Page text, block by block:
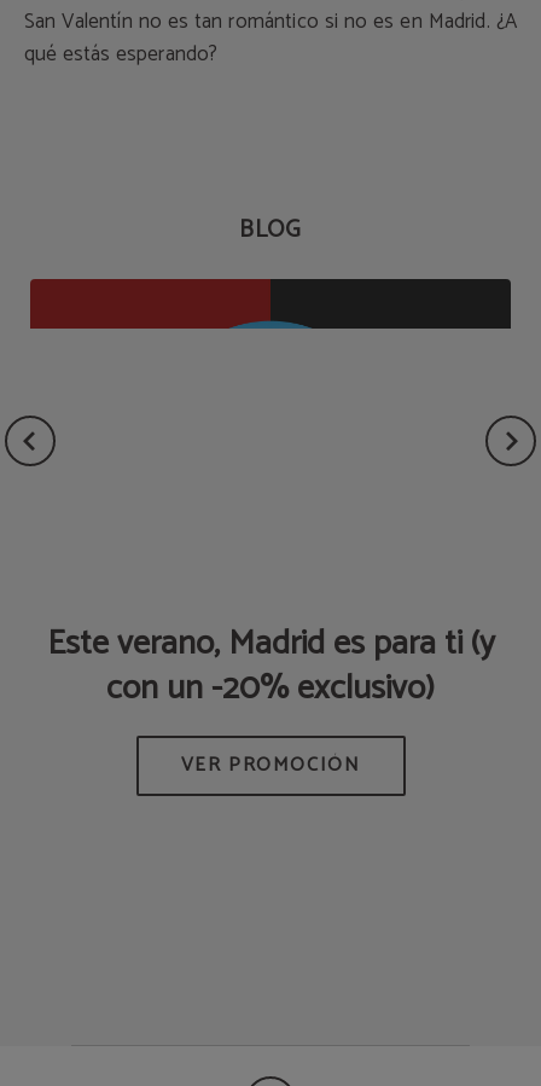
San Valentín no es tan romántico si no es en Madrid. ¿A
qué estás esperando?
BLOG
Este verano, Madrid es para ti (y
con un -20% exclusivo)